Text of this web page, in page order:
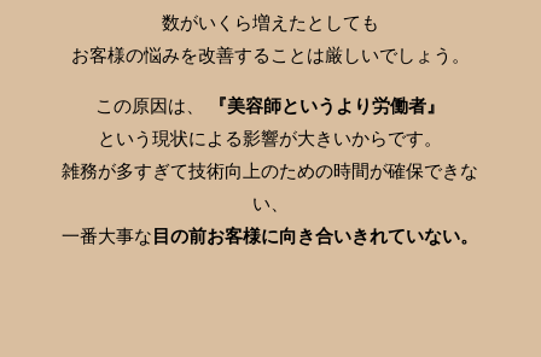
数がいくら増えたとしても
お客様の悩みを改善することは厳しいでしょう。
この原因は、
『美容師というより労働者』
という現状による影響が大きいからです。
雑務が多すぎて技術向上のための時間が確保できな
い、
一番大事な 目の前お客様に向き合いきれていない。